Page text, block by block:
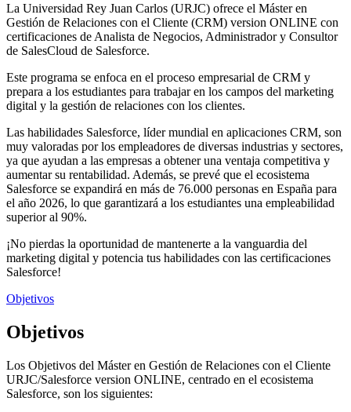
La Universidad Rey Juan Carlos (URJC) ofrece el Máster en
Gestión de Relaciones con el Cliente (CRM) version ONLINE con
certificaciones de Analista de Negocios, Administrador y Consultor
de SalesCloud de Salesforce.
Este programa se enfoca en el proceso empresarial de CRM y
prepara a los estudiantes para trabajar en los campos del marketing
digital y la gestión de relaciones con los clientes.
Las habilidades Salesforce, líder mundial en aplicaciones CRM, son
muy valoradas por los empleadores de diversas industrias y sectores,
ya que ayudan a las empresas a obtener una ventaja competitiva y
aumentar su rentabilidad. Además, se prevé que el ecosistema
Salesforce se expandirá en más de 76.000 personas en España para
el año 2026, lo que garantizará a los estudiantes una empleabilidad
superior al 90%.
¡No pierdas la oportunidad de mantenerte a la vanguardia del
marketing digital y potencia tus habilidades con las certificaciones
Salesforce!
Objetivos
Objetivos
Los Objetivos del Máster en Gestión de Relaciones con el Cliente
URJC/Salesforce version ONLINE, centrado en el ecosistema
Salesforce, son los siguientes: